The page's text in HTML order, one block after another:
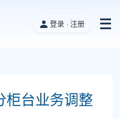
登录 注册
柜台业务调整